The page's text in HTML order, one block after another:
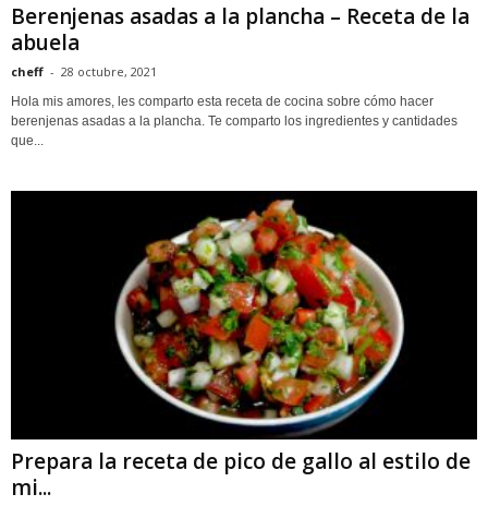
Berenjenas asadas a la plancha – Receta de la
abuela
cheff - 28 octubre, 2021
Hola mis amores, les comparto esta receta de cocina sobre cómo hacer
berenjenas asadas a la plancha. Te comparto los ingredientes y cantidades
que...
Prepara la receta de pico de gallo al estilo de
mi...